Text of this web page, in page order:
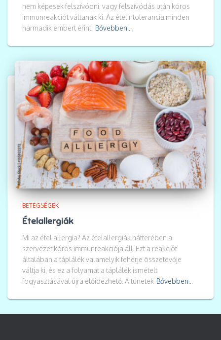
nem képesek felszívódni, vagy felszívódás után kóros
immunreakciót váltanak ki. Az ételintolerancia minden
harmadik embert érint, Bővebben...
BETEGSÉGEK
Ételallergiák
Mi az étel allergia? Az ételallergiák hátterében a
szervezet kóros immunreakciója áll. Ezt a reakciót
általában a táplálék valamelyik fehérje összetevője
váltja ki, és ez a folyamat a táplálék ismételt
fogyasztásával újra előidézhető. A tünetek Bővebben...